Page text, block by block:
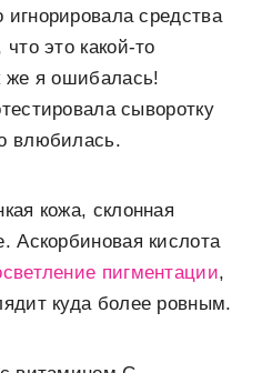
средства
это какой-то
же я ошибалась!
сыворотку
влюбилась.
кожа, склонная
Аскорбиновая кислота
пигментации,
куда более ровным.